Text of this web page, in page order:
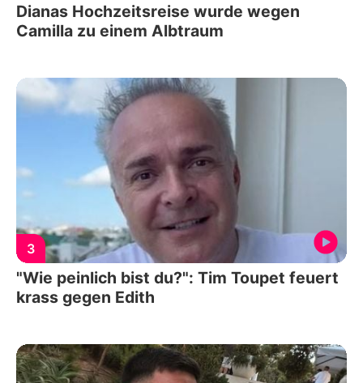
Dianas Hochzeitsreise wurde wegen
Camilla zu einem Albtraum
3
"Wie peinlich bist du?": Tim Toupet feuert
krass gegen Edith